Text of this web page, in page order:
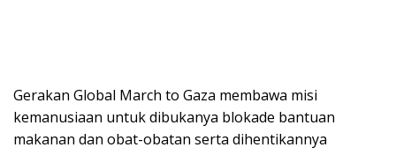
Gerakan Global March to Gaza membawa misi
kemanusiaan untuk dibukanya blokade bantuan
makanan dan obat-obatan serta dihentikannya